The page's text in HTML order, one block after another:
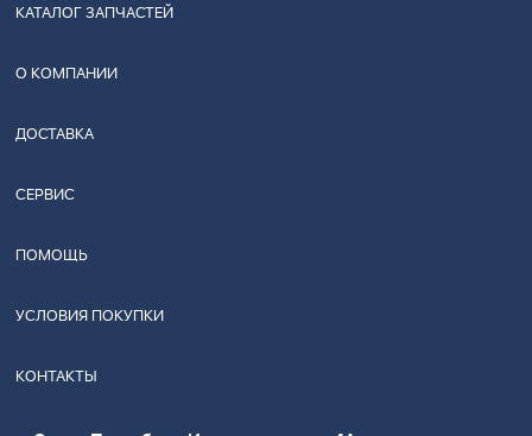
КАТАЛОГ ЗАПЧАСТЕЙ
О КОМПАНИИ
ДОСТАВКА
СЕРВИС
ПОМОЩЬ
УСЛОВИЯ ПОКУПКИ
КОНТАКТЫ